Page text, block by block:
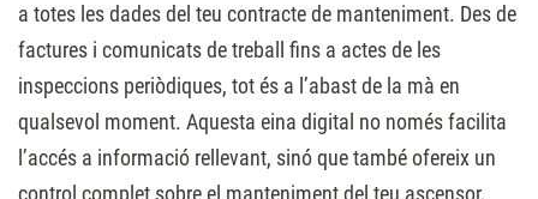
a totes les dades del teu contracte de manteniment. Des de
factures i comunicats de treball fins a actes de les
inspeccions periòdiques, tot és a l’abast de la mà en
qualsevol moment. Aquesta eina digital no només facilita
l’accés a informació rellevant, sinó que també ofereix un